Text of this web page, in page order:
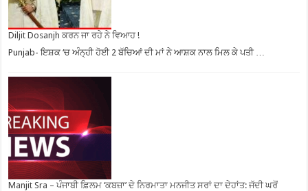
Diljit Dosanjh ਕਰਨ ਜਾ ਰਹੇ ਨੇ ਵਿਆਹ !
Punjab- ਇਸ਼ਕ ‘ਚ ਅੰਨ੍ਹੀ ਹੋਈ 2 ਬੱਚਿਆਂ ਦੀ ਮਾਂ ਨੇ ਆਸ਼ਕ ਨਾਲ ਮਿਲ ਕੇ ਪਤੀ …
Manjit Sra – ਪੰਜਾਬੀ ਫ਼ਿਲਮ ‘ਕਬਜ਼ਾ’ ਦੇ ਨਿਰਮਾਤਾ ਮਨਜੀਤ ਸਰਾਂ ਦਾ ਦੇਹਾਂਤ: ਜੱਦੀ ਘਰੋਂ